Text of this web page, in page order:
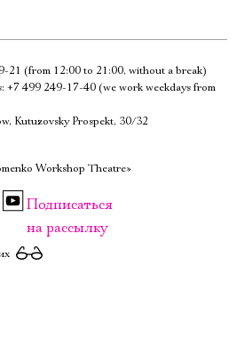
21 (from 12:00 to 21:00, without a break)
+7 499 249-17-40 (we work weekdays from
Kutuzovsky Prospekt, 30/32
Workshop Theatre»
Подписаться
на рассылку
Электропочта